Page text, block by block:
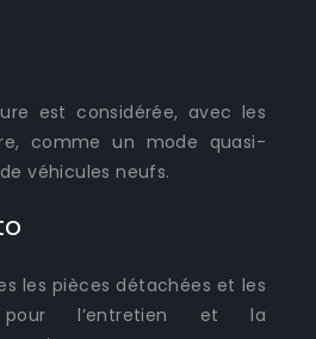
est considérée, avec les
comme un mode quasi-
véhicules neufs.
les pièces détachées et les
pour l’entretien et la